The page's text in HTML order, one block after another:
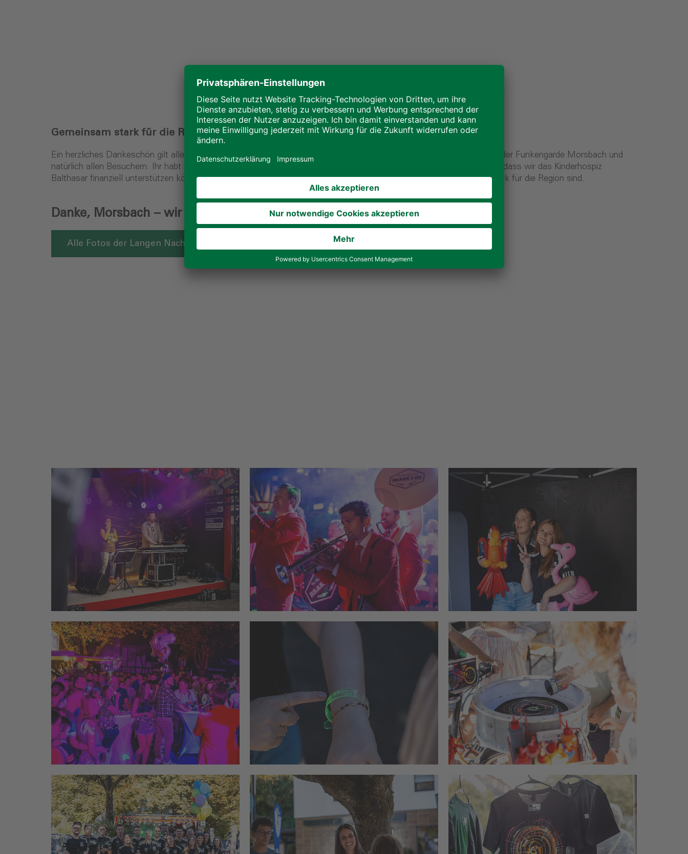
Gemeinsam stark für die Region
Ein herzliches Dankeschön gilt allen, die diesen Abend möglich gemacht haben: Den tatkräftigen ALHO Mitarbeitern, der Funkengarde Morsbach und
natürlich allen Besuchern. Ihr habt nicht nur einen großartigen Abend mit uns gefeiert, sondern auch dazu beigetragen, dass wir das Kinderhospiz
Balthasar finanziell unterstützen können. Mit Teamgeist und Engagement haben wir gezeigt, dass wir gemeinsam stark für die Region sind.
Danke, Morsbach – wir freuen uns schon auf nächstes Jahr!
Alle Fotos der Langen Nacht 2024